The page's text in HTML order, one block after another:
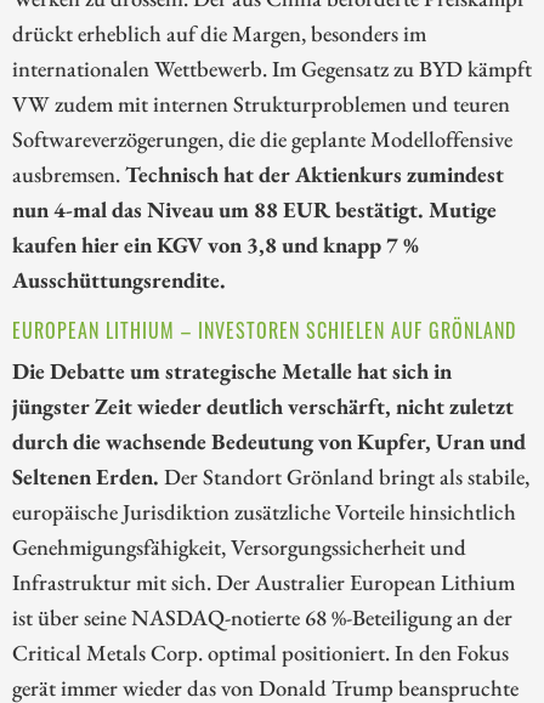
drückt erheblich auf die Margen, besonders im
internationalen Wettbewerb. Im Gegensatz zu BYD kämpft
VW zudem mit internen Strukturproblemen und teuren
Softwareverzögerungen, die die geplante Modelloffensive
ausbremsen.Technisch hat der Aktienkurs zumindest
nun 4-mal das Niveau um 88 EUR bestätigt. Mutige
kaufen hier ein KGV von 3,8 und knapp 7 %
Ausschüttungsrendite.
EUROPEAN LITHIUM – INVESTOREN SCHIELEN AUF GRÖNLAND
Die Debatte um strategische Metalle hat sich in
jüngster Zeit wieder deutlich verschärft, nicht zuletzt
durch die wachsende Bedeutung von Kupfer, Uran und
Seltenen Erden. Der Standort Grönland bringt als stabile,
europäische Jurisdiktion zusätzliche Vorteile hinsichtlich
Genehmigungsfähigkeit, Versorgungssicherheit und
Infrastruktur mit sich. Der Australier European Lithium
ist über seine NASDAQ-notierte 68 %-Beteiligung an der
Critical Metals Corp. optimal positioniert. In den Fokus
gerät immer wieder das von Donald Trump beanspruchte